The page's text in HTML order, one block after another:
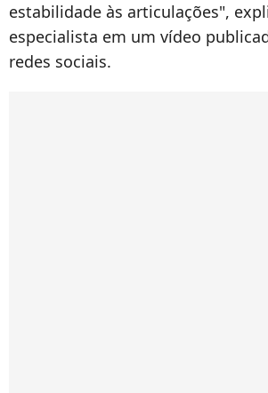
estabilidade às articulações",
especialista em um vídeo
redes sociais.